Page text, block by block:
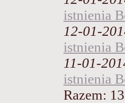
istnienia
12-01-
istnienia
11-01-
istnienia
Razem: